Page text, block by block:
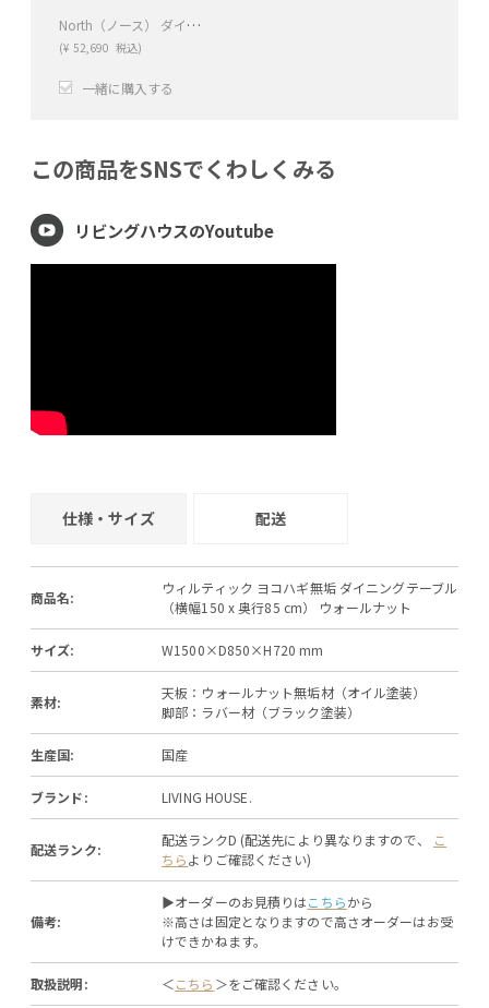
North（ノース） ダイニングチェア AC02（ウォールナット）
(¥ 52,690 税込)
一緒に購入する
この商品をSNSでくわしくみる
リビングハウスのYoutube
仕様・サイズ 配送
商品名:
ウィルティック ヨコハギ無垢 ダイニングテーブル
（横幅150 x 奥行85 cm） ウォールナット
サイズ: W1500×D850×H720 mm
素材:
天板：ウォールナット無垢材（オイル塗装）
脚部：ラバー材（ブラック塗装）
生産国: 国産
ブランド: LIVING HOUSE.
配送ランク:
配送ランクD (配送先により異なりますので、
こ
ちらよりご確認ください)
備考:
▶オーダーのお見積りはこちらから
※高さは固定となりますので高さオーダーはお受
けできかねます。
取扱説明: ＜こちら ＞をご確認ください。